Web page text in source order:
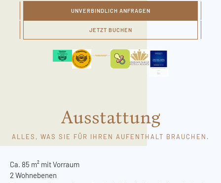
UNVERBINDLICH ANFRAGEN
JETZT BUCHEN
Ausstattung
ALLES, WAS SIE FÜR IHREN AUFENTHALT BRAUCHEN.
Ca. 85 m² mit Vorraum
2 Wohnebenen